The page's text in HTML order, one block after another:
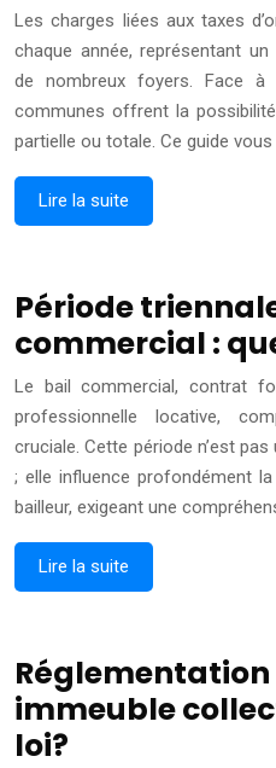
Les charges liées aux taxes
chaque année, représentant
de nombreux foyers. Face à
communes offrent la
partielle ou totale. Ce guide vous
Lire la suite
Période
commercial :
Le bail commercial, contrat
professionnelle locative,
cruciale. Cette période n’est
; elle influence profondément
bailleur, exigeant une
Lire la suite
immeuble
loi?